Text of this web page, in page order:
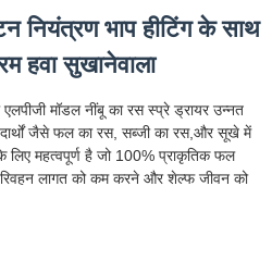
नियंत्रण भाप हीटिंग के साथ
हवा सुखानेवाला
मॉडल नींबू का रस स्प्रे ड्रायर उन्नत
जैसे फल का रस, सब्जी का रस,और सूखे में
लिए महत्वपूर्ण है जो 100% प्राकृतिक फल
लागत को कम करने और शेल्फ जीवन को